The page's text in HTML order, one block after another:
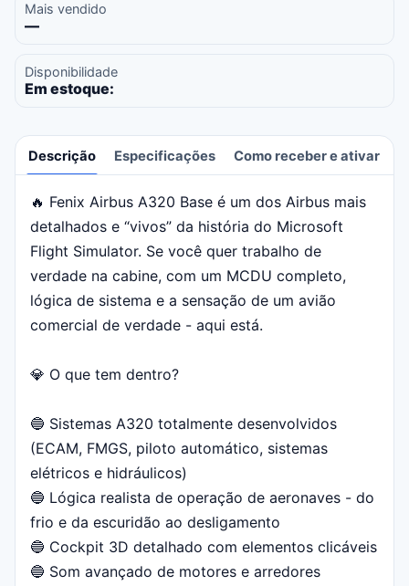
Mais vendido
—
Disponibilidade
Em estoque:
Descrição Especificações Como receber e ativar
Descrição
🔥 Fenix ​​​​Airbus A320 Base é um dos Airbus mais
detalhados e “vivos” da história do Microsoft
Flight Simulator. Se você quer trabalho de
verdade na cabine, com um MCDU completo,
lógica de sistema e a sensação de um avião
comercial de verdade - aqui está.
💎 O que tem dentro?
🔵 Sistemas A320 totalmente desenvolvidos
(ECAM, FMGS, piloto automático, sistemas
elétricos e hidráulicos)
🔵 Lógica realista de operação de aeronaves - do
frio e da escuridão ao desligamento
🔵 Cockpit 3D detalhado com elementos clicáveis
🔵 Som avançado de motores e arredores